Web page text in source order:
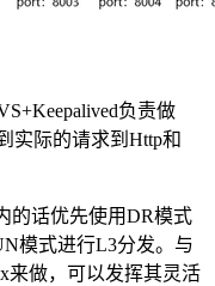
负责做
实际的请求到Http和
的话优先使用DR模式
模式进行L3分发。与
来做，可以发挥其灵活